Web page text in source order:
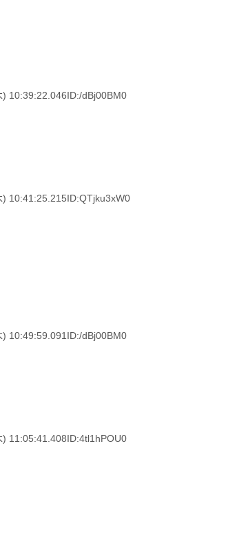
10:39:22.046ID:/dBj00BM0
10:41:25.215ID:QTjku3xW0
10:49:59.091ID:/dBj00BM0
11:05:41.408ID:4tl1hPOU0